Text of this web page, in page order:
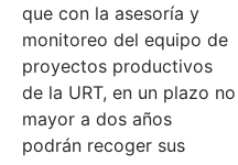
que con la asesoría y
monitoreo del equipo de
proyectos productivos
de la URT, en un plazo no
mayor a dos años
podrán recoger sus